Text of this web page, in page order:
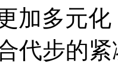
加多元
代步的